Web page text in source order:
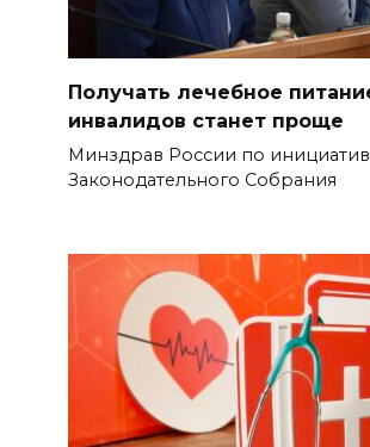
Получать лечебное
инвалидов станет проще
Минздрав России по
Законодательного Собрания